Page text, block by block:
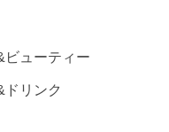
ビューティー
ドリンク